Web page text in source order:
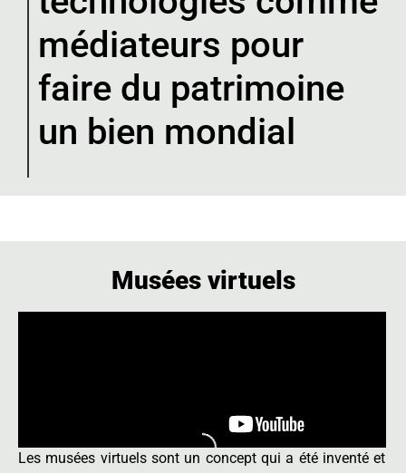
médiateurs pour
faire du patrimoine
un bien mondial
Musées virtuels
Les musées virtuels sont un concept qui a été inventé et